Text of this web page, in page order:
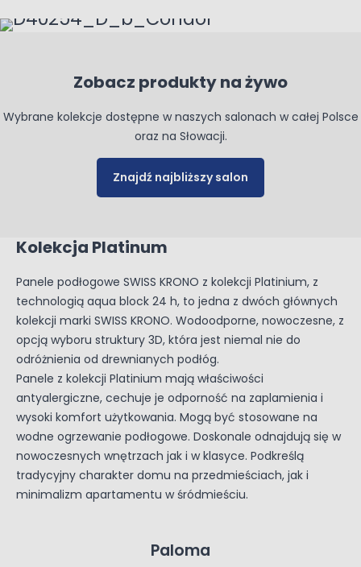
Zobacz produkty na żywo
Wybrane kolekcje dostępne w naszych salonach w całej Polsce
oraz na Słowacji.
Znajdź najbliższy salon
Kolekcja Platinum
Panele podłogowe SWISS KRONO z kolekcji Platinium, z
technologią aqua block 24 h, to jedna z dwóch głównych
kolekcji marki SWISS KRONO. Wodoodporne, nowoczesne, z
opcją wyboru struktury 3D, która jest niemal nie do
odróżnienia od drewnianych podłóg.
Panele z kolekcji Platinium mają właściwości
antyalergiczne, cechuje je odporność na zaplamienia i
wysoki komfort użytkowania. Mogą być stosowane na
wodne ogrzewanie podłogowe. Doskonale odnajdują się w
nowoczesnych wnętrzach jak i w klasyce. Podkreślą
tradycyjny charakter domu na przedmieściach, jak i
minimalizm apartamentu w śródmieściu.
Paloma